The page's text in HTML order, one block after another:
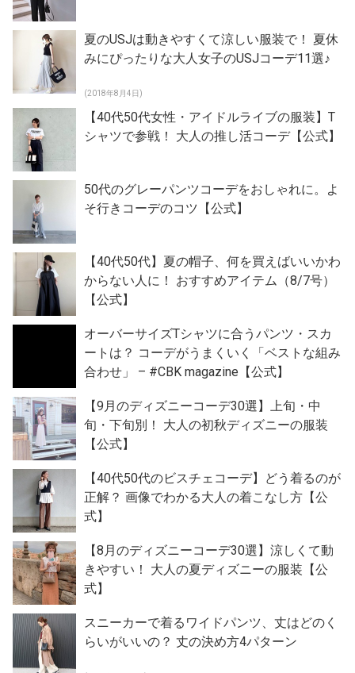
夏のUSJは動きやすくて涼しい服装で！ 夏休
みにぴったりな大人女子のUSJコーデ11選♪
(2018年8月4日)
【40代50代女性・アイドルライブの服装】T
シャツで参戦！ 大人の推し活コーデ【公式】
50代のグレーパンツコーデをおしゃれに。よ
そ行きコーデのコツ【公式】
【40代50代】夏の帽子、何を買えばいいかわ
からない人に！ おすすめアイテム（8/7号）
【公式】
オーバーサイズTシャツに合うパンツ・スカ
ートは？ コーデがうまくいく「ベストな組み
合わせ」 – #CBK magazine【公式】
【9月のディズニーコーデ30選】上旬・中
旬・下旬別！ 大人の初秋ディズニーの服装
【公式】
【40代50代のビスチェコーデ】どう着るのが
正解？ 画像でわかる大人の着こなし方【公
式】
【8月のディズニーコーデ30選】涼しくて動
きやすい！ 大人の夏ディズニーの服装【公
式】
スニーカーで着るワイドパンツ、丈はどのく
らいがいいの？ 丈の決め方4パターン